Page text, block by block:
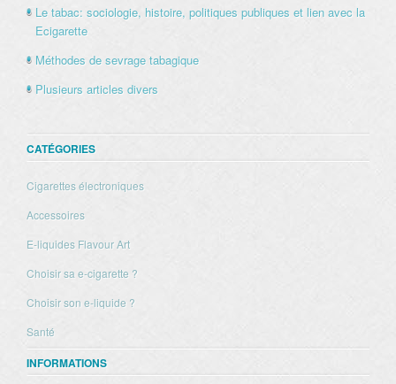
Le tabac: sociologie, histoire, politiques publiques et lien avec la
Ecigarette
Méthodes de sevrage tabagique
Plusieurs articles divers
CATÉGORIES
Cigarettes électroniques
Accessoires
E-liquides Flavour Art
Choisir sa e-cigarette ?
Choisir son e-liquide ?
Santé
INFORMATIONS